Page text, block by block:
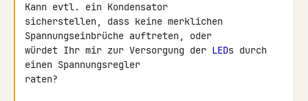
Kann evtl. ein Kondensator
sicherstellen, dass keine merklichen
Spannungseinbrüche auftreten, oder
würdet Ihr mir zur Versorgung der LEDs durch
einen Spannungsregler
raten?